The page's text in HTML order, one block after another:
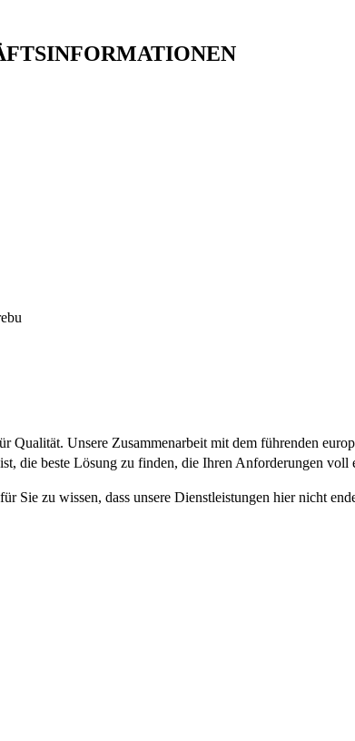
Qualität. Unsere Zusammenarbeit mit dem führenden
die beste Lösung zu finden, die Ihren Anforderungen voll
Sie zu wissen, dass unsere Dienstleistungen hier nicht